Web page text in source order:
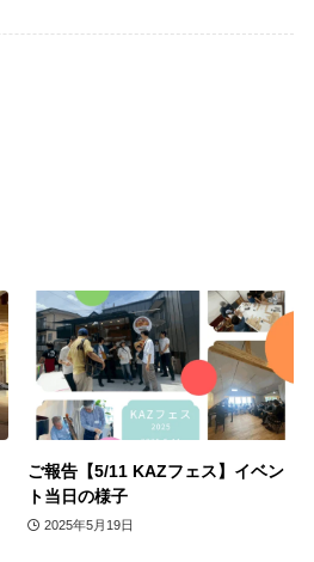
ご報告【5/11 KAZフェス】イベン
ト当日の様子
2025年5月19日